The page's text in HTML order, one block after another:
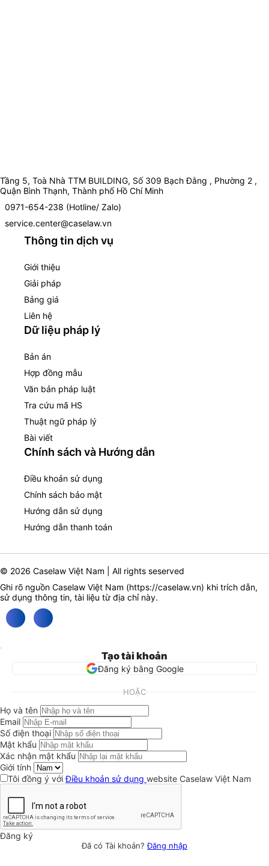
Tầng 5, Toà Nhà TTM BUILDING, Số 309 Bạch Đằng , Phường 2 ,
Quận Bình Thạnh, Thành phố Hồ Chí Minh
0971-654-238 (Hotline/ Zalo)
service.center@caselaw.vn
Thông tin dịch vụ
Giới thiệu
Giải pháp
Bảng giá
Liên hệ
Dữ liệu pháp lý
Bản án
Hợp đồng mẫu
Văn bản pháp luật
Tra cứu mã HS
Thuật ngữ pháp lý
Bài viết
Chính sách và Hướng dẫn
Điều khoản sử dụng
Chính sách bảo mật
Hướng dẫn sử dụng
Hướng dẫn thanh toán
© 2026 Caselaw Việt Nam | All rights seserved
Ghi rõ nguồn Caselaw Việt Nam (https://caselaw.vn) khi trích dẫn,
sử dụng thông tin, tài liệu từ địa chỉ này.
Tạo tài khoản
Đăng ký bằng Google
HOẶC
Họ và tên
Email
Số điện thoại
Mật khẩu
Xác nhận mật khẩu
Giới tính
Tôi đồng ý vớiĐiều khoản sử dụng website Caselaw Việt Nam
Đăng ký
Đã có Tài khoản?Đăng nhập